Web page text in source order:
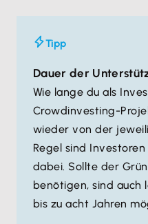
Tipp
Dauer der
Wie lange du als
Crowdinvesting-
wieder von der
Regel sind
dabei. Sollte der
benötigen, sind auch
bis zu acht Jahren